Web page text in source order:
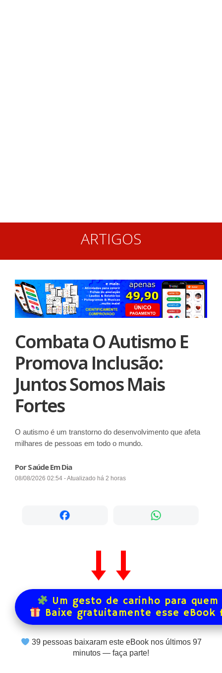
ARTIGOS
Combata O Autismo E
Promova Inclusão:
Juntos Somos Mais
Fortes
O autismo é um transtorno do desenvolvimento que afeta
milhares de pessoas em todo o mundo.
Por Saúde Em Dia
08/08/2026 02:54 - Atualizado há 2 horas
Um gesto de carinho para
Baixe gratuitamente esse
39pessoas baixaram este eBook nos últimos 97
minutos — faça parte!